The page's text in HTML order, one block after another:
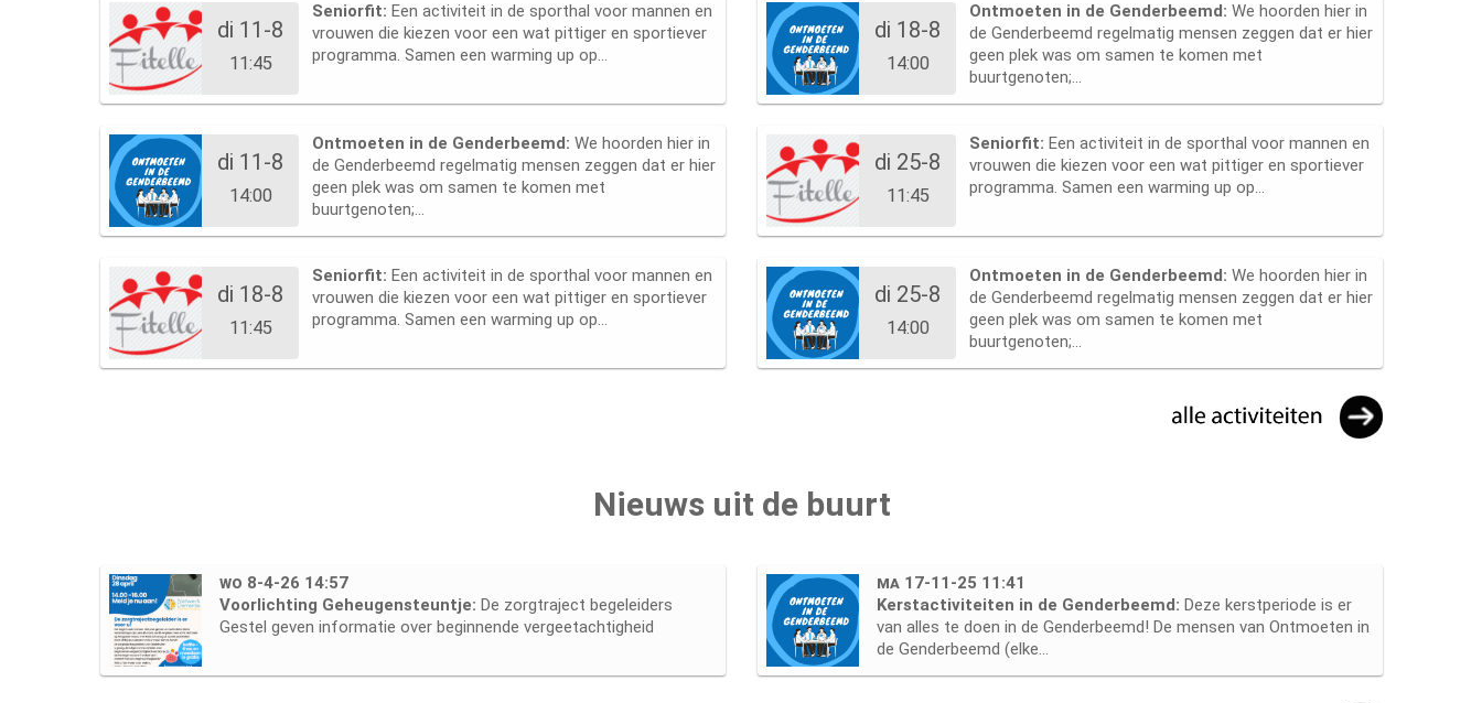
di 11-8
11:45
Seniorfit: Een activiteit in de sporthal voor mannen en
vrouwen die kiezen voor een wat pittiger en sportiever
programma. Samen een warming up op...
di 11-8
14:00
Ontmoeten in de Genderbeemd: We hoorden hier in
de Genderbeemd regelmatig mensen zeggen dat er hier
geen plek was om samen te komen met
buurtgenoten;...
di 18-8
11:45
Seniorfit: Een activiteit in de sporthal voor mannen en
vrouwen die kiezen voor een wat pittiger en sportiever
programma. Samen een warming up op...
di 18-8
14:00
Ontmoeten in de Genderbeemd:We hoorden hier in
de Genderbeemd regelmatig mensen zeggen dat er hier
geen plek was om samen te komen met
buurtgenoten;...
di 25-8
11:45
Seniorfit: Een activiteit in de sporthal voor mannen en
vrouwen die kiezen voor een wat pittiger en sportiever
programma. Samen een warming up op...
di 25-8
14:00
Ontmoeten in de Genderbeemd:We hoorden hier in
de Genderbeemd regelmatig mensen zeggen dat er hier
geen plek was om samen te komen met
buurtgenoten;...
Nieuws uit de buurt
wo 8-4-26 14:57
Voorlichting Geheugensteuntje: De zorgtraject begeleiders
Gestel geven informatie over beginnende vergeetachtigheid
ma 17-11-25 11:41
Kerstactiviteiten in de Genderbeemd:Deze kerstperiode is er
van alles te doen in de Genderbeemd! De mensen van Ontmoeten in
de Genderbeemd (elke...